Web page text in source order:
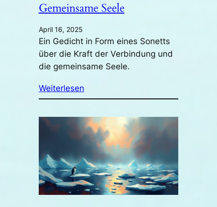
Gemeinsame Seele
April 16, 2025
Ein Gedicht in Form eines Sonetts
über die Kraft der Verbindung und
die gemeinsame Seele.
Weiterlesen